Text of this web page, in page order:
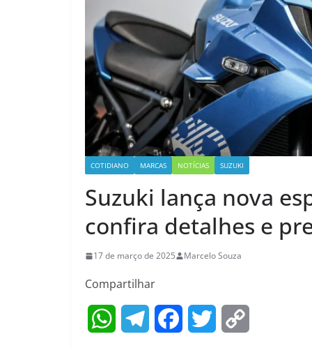
COTIDIANO MARCAS NOTÍCIAS SUZUKI
Suzuki lança nova
confira detalhes e
17 de março de 2025 Marcelo Souza
Compartilhar
W